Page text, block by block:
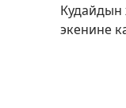
экенине